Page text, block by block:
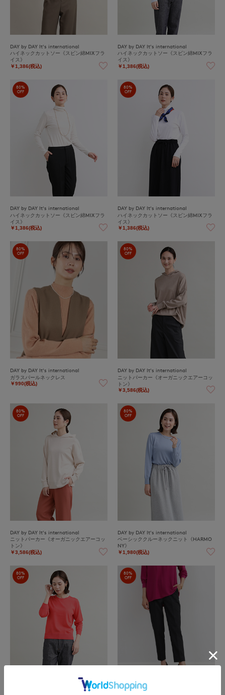
DAY by DAY It's international
ハイネックカットソー《スビン綿MIXフラ
イス》
￥1,386(税込)
DAY by DAY It's international
ハイネックカットソー《スビン綿MIXフラ
イス》
￥1,386(税込)
80%
OFF
DAY by DAY It's international
ハイネックカットソー《スビン綿MIXフラ
イス》
￥1,386(税込)
80%
OFF
DAY by DAY It's international
ハイネックカットソー《スビン綿MIXフラ
イス》
￥1,386(税込)
80%
OFF
DAY by DAY It's international
ガラスパールネックレス
￥990(税込)
80%
OFF
DAY by DAY It's international
ニットパーカー《オーガニックエアーコッ
トン》
￥3,586(税込)
80%
OFF
DAY by DAY It's international
ニットパーカー《オーガニックエアーコッ
トン》
￥3,586(税込)
80%
OFF
DAY by DAY It's international
ベーシッククルーネックニット《HARMO
NY》
￥1,980(税込)
80%
OFF
80%
OFF